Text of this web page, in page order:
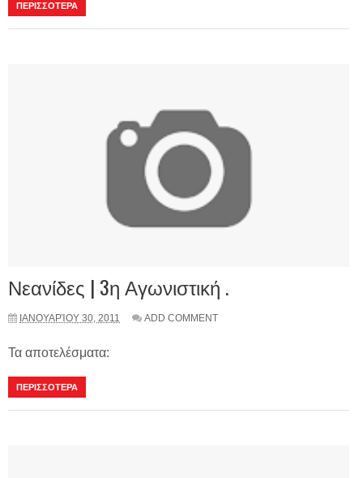
ΠΕΡΙΣΣΟΤΕΡΑ
Νεανίδες | 3η Αγωνιστική .
ΙΑΝΟΥΑΡΊΟΥ 30, 2011 ADD COMMENT
Τα αποτελέσματα:
ΠΕΡΙΣΣΟΤΕΡΑ